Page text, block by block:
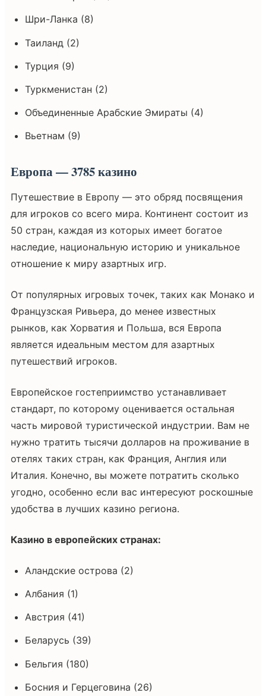
Шри-Ланка (8)
Таиланд (2)
Турция (9)
Туркменистан (2)
Объединенные Арабские Эмираты (4)
Вьетнам (9)
Европа — 3785 казино
Путешествие в Европу — это обряд посвящения
для игроков со всего мира. Континент состоит из
50 стран, каждая из которых имеет богатое
наследие, национальную историю и уникальное
отношение к миру азартных игр.
От популярных игровых точек, таких как Монако и
Французская Ривьера, до менее известных
рынков, как Хорватия и Польша, вся Европа
является идеальным местом для азартных
путешествий игроков.
Европейское гостеприимство устанавливает
стандарт, по которому оценивается остальная
часть мировой туристической индустрии. Вам не
нужно тратить тысячи долларов на проживание в
отелях таких стран, как Франция, Англия или
Италия. Конечно, вы можете потратить сколько
угодно, особенно если вас интересуют роскошные
удобства в лучших казино региона.
Казино в европейских странах:
Аландские острова (2)
Албания (1)
Австрия (41)
Беларусь (39)
Бельгия (180)
Босния и Герцеговина (26)